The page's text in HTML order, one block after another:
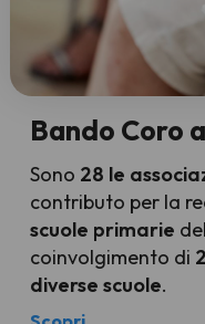
Bando Coro
Sono 28 le
contributo per la
scuole primarie
coinvolgimento di
diverse scuole.